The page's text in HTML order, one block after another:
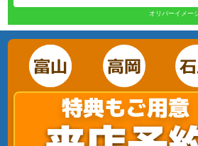
オリバーイメー